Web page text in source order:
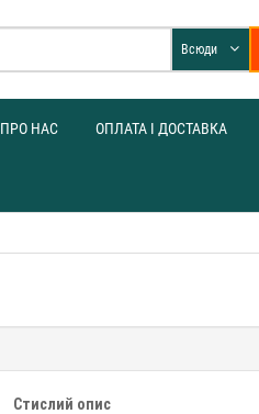
Всюди
ПРО НАС ОПЛАТА І ДОСТАВКА
Стислий опис